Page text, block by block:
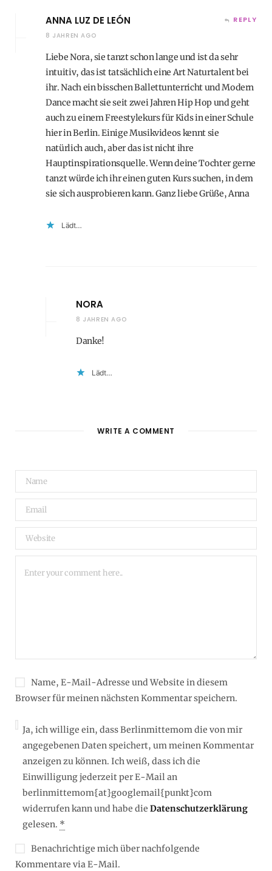
ANNA LUZ DE LEÓN
8 JAHREN AGO
REPLY
Liebe Nora, sie tanzt schon lange und ist da sehr
intuitiv, das ist tatsächlich eine Art Naturtalent bei
ihr. Nach ein bisschen Ballettunterricht und Modern
Dance macht sie seit zwei Jahren Hip Hop und geht
auch zu einem Freestylekurs für Kids in einer Schule
hier in Berlin. Einige Musikvideos kennt sie
natürlich auch, aber das ist nicht ihre
Hauptinspirationsquelle. Wenn deine Tochter gerne
tanzt würde ich ihr einen guten Kurs suchen, in dem
sie sich ausprobieren kann. Ganz liebe Grüße, Anna
Lädt…
NORA
8 JAHREN AGO
Danke!
Lädt…
WRITE A COMMENT
Name, E-Mail-Adresse und Website in diesem
Browser für meinen nächsten Kommentar speichern.
Ja, ich willige ein, dass Berlinmittemom die von mir
angegebenen Daten speichert, um meinen Kommentar
anzeigen zu können. Ich weiß, dass ich die
Einwilligung jederzeit per E-Mail an
berlinmittemom{at}googlemail{punkt}com
widerrufen kann und habe die Datenschutzerklärung
gelesen. *
Benachrichtige mich über nachfolgende
Kommentare via E-Mail.